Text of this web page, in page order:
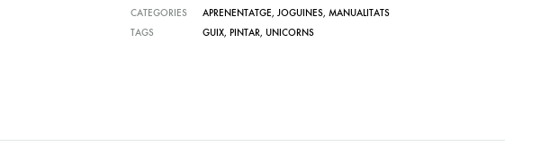
CATEGORIES
APRENENTATGE, JOGUINES, MANUALITATS
TAGS
GUIX, PINTAR, UNICORNS